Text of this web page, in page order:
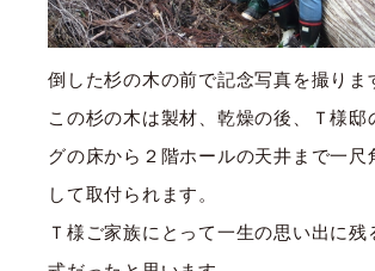
倒した杉の木の前で記念写真を撮りま
この杉の木は製材、乾燥の後、Ｔ様邸
グの床から２階ホールの天井まで一尺
して取付られます。
Ｔ様ご家族にとって一生の思い出に残